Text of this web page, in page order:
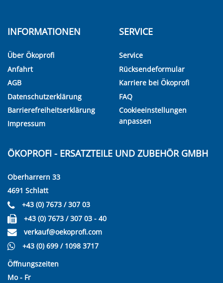
INFORMATIONEN
Über Ökoprofi
Anfahrt
AGB
Datenschutzerklärung
Barrierefreiheitserklärung
Impressum
SERVICE
Service
Rücksendeformular
Karriere bei Ökoprofi
FAQ
Cookieeinstellungen
anpassen
ÖKOPROFI - ERSATZTEILE UND ZUBEHÖR GMBH
Oberharrern 33
4691 Schlatt
+43 (0) 7673 / 307 03
+43 (0) 7673 / 307 03 - 40
verkauf@oekoprofi.com
+43 (0) 699 / 1098 3717
Öffnungszeiten
Mo - Fr